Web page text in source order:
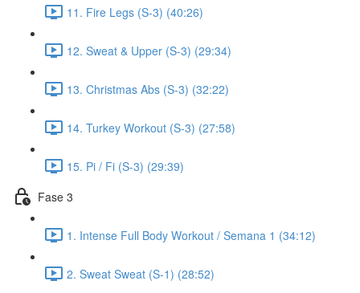
11. Fire Legs (S-3) (40:26)
12. Sweat & Upper (S-3) (29:34)
13. Christmas Abs (S-3) (32:22)
14. Turkey Workout (S-3) (27:58)
15. Pi / Fi (S-3) (29:39)
Fase 3
1. Intense Full Body Workout / Semana 1 (34:12)
2. Sweat Sweat (S-1) (28:52)